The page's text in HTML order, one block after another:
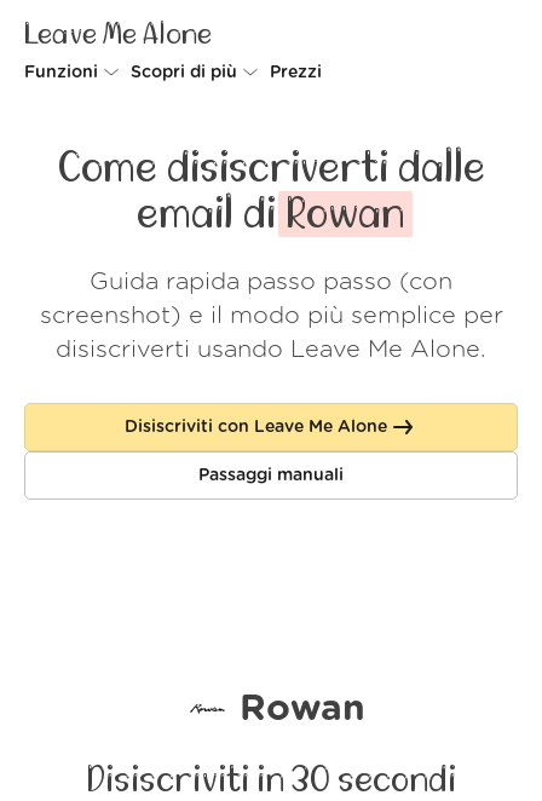
Leave Me Alone
Funzioni
Spam Blocker
Scopri di più
Come funziona
Sicurezza
Wall of Love
Accedi
Prezzi
Come disiscriverti dalle
email di Rowan
Guida rapida passo passo (con
screenshot) e il modo più semplice per
disiscriverti usando Leave Me Alone.
Disiscriviti con Leave Me Alone
Passaggi manuali
Rowan
Disiscriviti in 30 secondi